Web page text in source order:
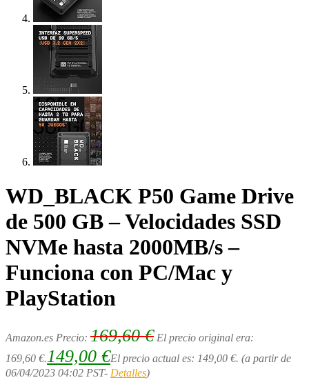
WD_BLACK P50 Game Drive
de 500 GB – Velocidades SSD
NVMe hasta 2000MB/s –
Funciona con PC/Mac y
PlayStation
Amazon.es Precio: 169,60€ El precio original era:
169,60 €.149,00 €El precio actual es: 149,00 €. (a partir de
06/04/2023 04:02 PST- Detalles)